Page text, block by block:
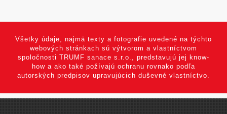
Všetky údaje, najmä texty a fotografie uvedené na týchto
webových stránkach sú výtvorom a vlastníctvom
spoločnosti TRUMF sanace s.r.o., predstavujú jej know-
how a ako také požívajú ochranu rovnako podľa
autorských predpisov upravujúcich duševné vlastníctvo.